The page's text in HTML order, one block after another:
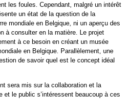
les foules. Cependant, malgré un intérêt
un état de la question de la
mondiale en Belgique, ni un aperçu des
à consulter en la matière. Le projet
à ce besoin en créant un musée
en Belgique. Parallèlement, une
de savoir quel est le concept idéal
sera mis sur la collaboration et la
et le public s’intéressent beaucoup à ces